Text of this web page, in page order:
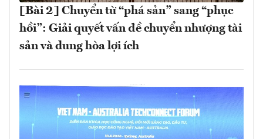
[Bài 2] Chuyển từ “phá sản” sang “phục
hồi”: Giải quyết vấn đề chuyển nhượng tài
sản và dung hòa lợi ích